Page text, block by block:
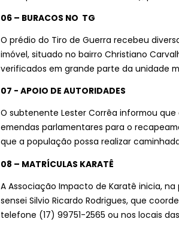
06 – BURACOS NO TG
O prédio do Tiro de Guerra recebeu
imóvel, situado no bairro Christiano
verificados em grande parte da unidade
07 - APOIO DE AUTORIDADES
O subtenente Lester Corrêa informou
emendas parlamentares para o
que a população possa realizar
08 – MATRÍCULAS KARATÊ
A Associação Impacto de Karatê inicia,
sensei Silvio Ricardo Rodrigues, que
telefone (17) 99751-2565 ou nos locais